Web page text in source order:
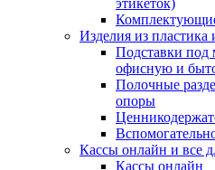
этикеток)
Изделия из пластика
Подставки
офисную и
Полочные
опоры
Кассы онлайн и все
Кассы онлайн